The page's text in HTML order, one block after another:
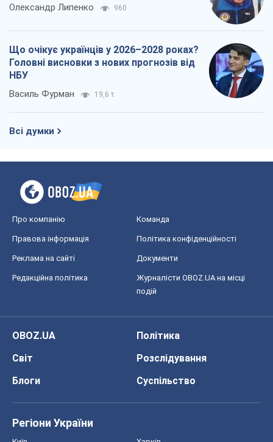
Олександр Липенко 960
Що очікує українців у 2026–2028 роках?
Головні висновки з нових прогнозів від
НБУ
Василь Фурман 19,6 т.
Всі думки
Про компанію Команда
Правова інформація Політика конфіденційності
Реклама на сайті Документи
Редакційна політика
Журналісти OBOZ.UA на місці
подій
OBOZ.UA
Політика
Світ
Розслідування
Блоги
Суспільство
Регіони України